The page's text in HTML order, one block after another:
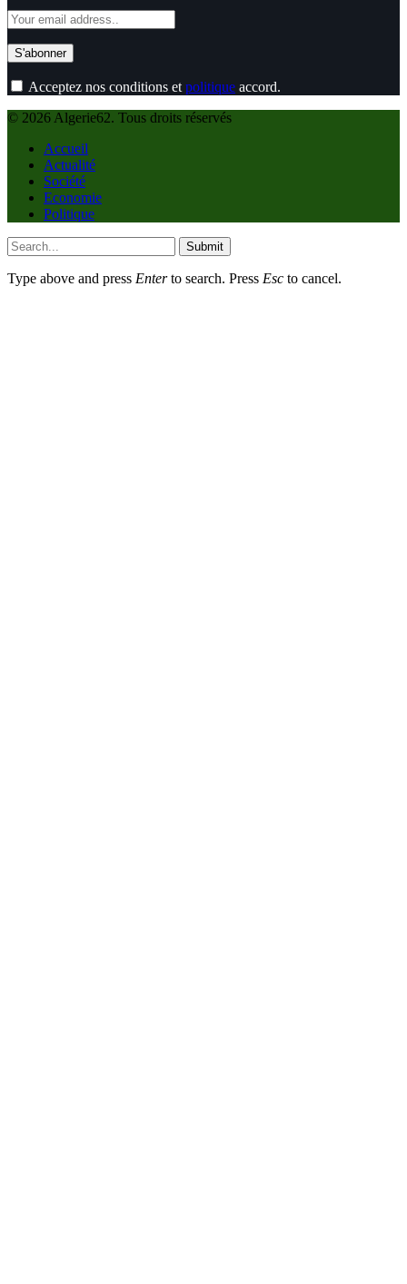
Acceptez nos conditions et politique accord.
© 2026 Algerie62. Tous droits réservés
Accueil
Actualité
Société
Economie
Politique
Submit
Type above and press Enterto search. Press Esc to cancel.